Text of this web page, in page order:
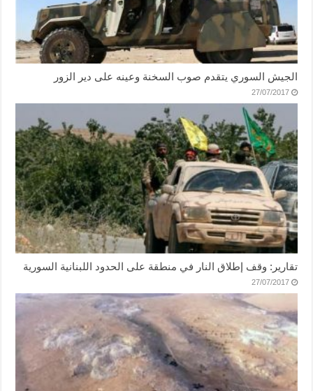
الجيش السوري يتقدم صوب السخنة وعينه على دير الزور
27/07/2017
تقارير: وقف إطلاق النار في منطقة على الحدود اللبنانية السورية
27/07/2017